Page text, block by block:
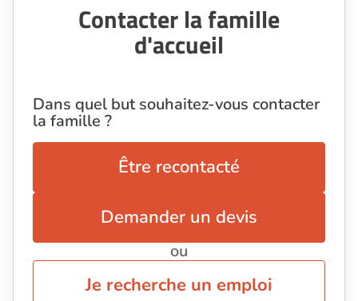
Contacter la famille
d'accueil
Dans quel but souhaitez-vous contacter
la famille ?
Être recontacté
Demander un devis
ou
Je recherche un emploi